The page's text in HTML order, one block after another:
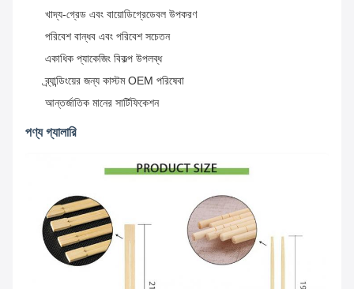
খাদ্য-গ্রেড এবং বায়োডিগ্রেডেবল উপকরণ
পরিবেশ বান্ধব এবং পরিবেশ সচেতন
একাধিক প্যাকেজিং বিকল্প উপলব্ধ
ব্র্যান্ডিংয়ের জন্য কাস্টম OEM পরিষেবা
আন্তর্জাতিক মানের সার্টিফিকেশন
পণ্য গ্যালারি